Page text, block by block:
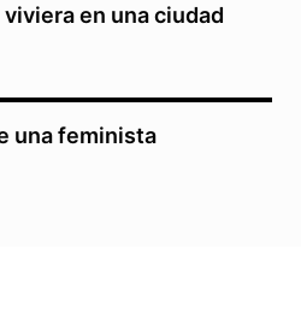
en una ciudad
una feminista